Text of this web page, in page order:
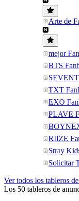
Arte de
mejor
BTS
TXT
EXO
PLAVE
RIIZE
Stray
Solicitar
Ver todos los tableros
Los 50 tableros de